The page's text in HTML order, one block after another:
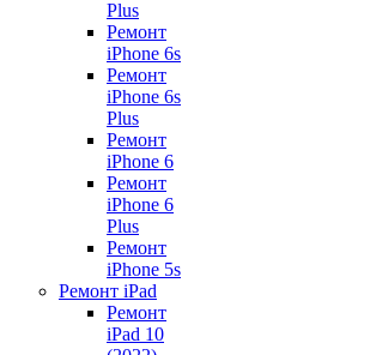
Plus
Ремонт
iPhone 6s
Ремонт
iPhone 6s
Plus
Ремонт
iPhone 6
Ремонт
iPhone 6
Plus
Ремонт
iPhone 5s
Ремонт iPad
Ремонт
iPad 10